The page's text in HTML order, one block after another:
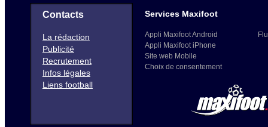
Contacts
La rédaction
Publicité
Recrutement
Infos légales
Liens football
Services Maxifoot
Appli Maxifoot Android
Appli Maxifoot iPhone
Site web Mobile
Choix de consentement